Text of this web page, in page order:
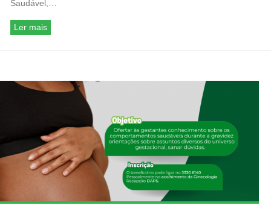
Saudável,…
Ler mais